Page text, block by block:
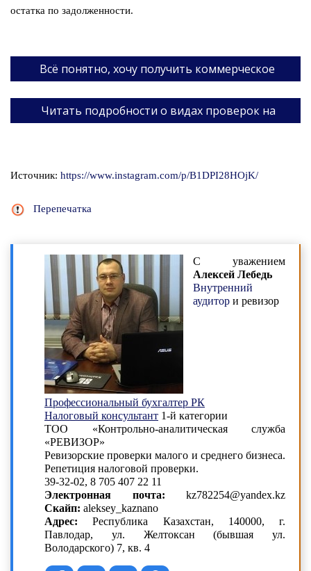
остатка по задолженности.
Всё понятно, хочу получить коммерческое
Читать подробности о видах проверок на
Источник: https://www.instagram.com/p/B1DPI28HOjK/
Перепечатка
С уважением
Алексей Лебедь
Внутренний
аудитори ревизор
Профессиональный бухгалтер РК
Налоговый консультант 1-й категории
ТОО «Контрольно-аналитическая служба
«РЕВИЗОР»
Ревизорские проверки малого и среднего бизнеса.
Репетиция налоговой проверки.
39-32-02, 8 705 407 22 11
Электронная почта: kz782254@yandex.kz
Скайп: aleksey_kaznano
Адрес: Республика Казахстан, 140000, г.
Павлодар, ул. Желтоксан (бывшая ул.
Володарского) 7, кв. 4